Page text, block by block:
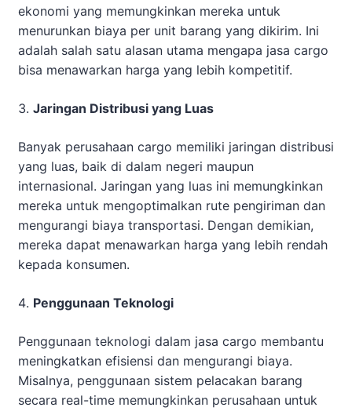
ekonomi yang memungkinkan mereka untuk
menurunkan biaya per unit barang yang dikirim. Ini
adalah salah satu alasan utama mengapa jasa cargo
bisa menawarkan harga yang lebih kompetitif.
Jaringan Distribusi yang Luas
Banyak perusahaan cargo memiliki jaringan distribusi
yang luas, baik di dalam negeri maupun
internasional. Jaringan yang luas ini memungkinkan
mereka untuk mengoptimalkan rute pengiriman dan
mengurangi biaya transportasi. Dengan demikian,
mereka dapat menawarkan harga yang lebih rendah
kepada konsumen.
Penggunaan Teknologi
Penggunaan teknologi dalam jasa cargo membantu
meningkatkan efisiensi dan mengurangi biaya.
Misalnya, penggunaan sistem pelacakan barang
secara real-time memungkinkan perusahaan untuk